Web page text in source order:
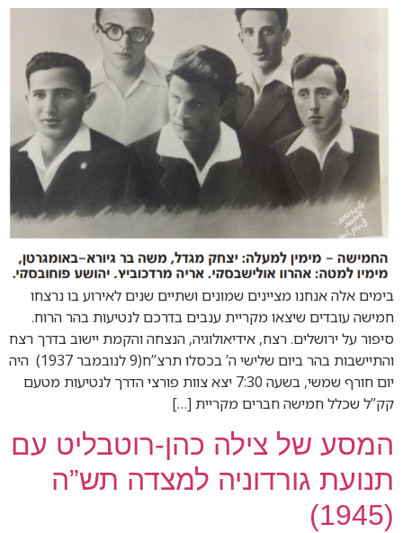
בימים אלה אנחנו מציינים שמונים ושתיים שנים לאירוע בו נרצחו
חמישה עובדים שיצאו מקריית ענבים בדרכם לנטיעות בהר הרוח.
סיפור על ירושלים. רצח, אידיאולוגיה, הנצחה והקמת יישוב בדרך רצח
והתיישבות בהר ביום שלישי ה’ בכסלו תרצ”ח(9 לנובמבר 1937) היה
יום חורף שמשי, בשעה 7:30 יצא צוות פורצי הדרך לנטיעות מטעם
קק”ל שכלל חמישה חברים מקריית […]
המסע של צילה כהן-רוטבליט עם
תנועת גורדוניה למצדה תש”ה
(1945)